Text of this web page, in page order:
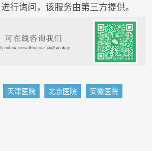
行询问，该服务由第三方提供。
天津医院 北京医院
安徽医院